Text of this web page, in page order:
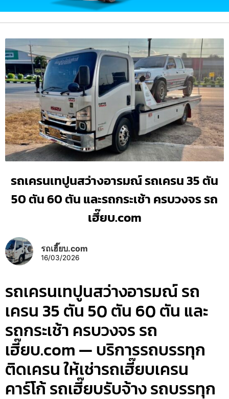
รถเครนเทปูนสว่างอารมณ์ รถเครน 35 ตัน
50 ตัน 60 ตัน และรถกระเช้า ครบวงจร รถ
เฮี๊ยบ.com
รถเฮี๊ยบ.com
16/03/2026
รถเครนเทปูนสว่างอารมณ์ รถ
เครน 35 ตัน 50 ตัน 60 ตัน และ
รถกระเช้า ครบวงจร รถ
เฮี๊ยบ.com — บริการรถบรรทุก
ติดเครน ให้เช่ารถเฮี๊ยบเครน
คาร์โก้ รถเฮี๊ยบรับจ้าง รถบรรทุก